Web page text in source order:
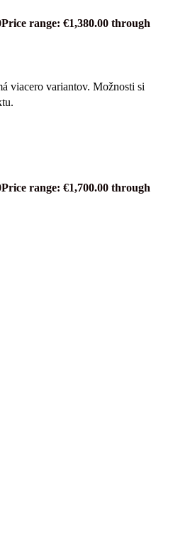
Price range: €1,380.00 through
viacero variantov. Možnosti si
Price range: €1,700.00 through